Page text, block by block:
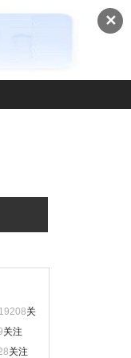
✕
关
关注
关注